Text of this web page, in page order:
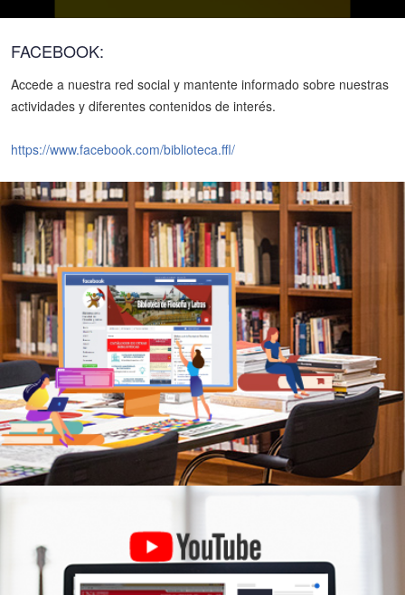
FACEBOOK:
Accede a nuestra red social y mantente informado sobre nuestras
actividades y diferentes contenidos de interés.
https://www.facebook.com/biblioteca.ffl/